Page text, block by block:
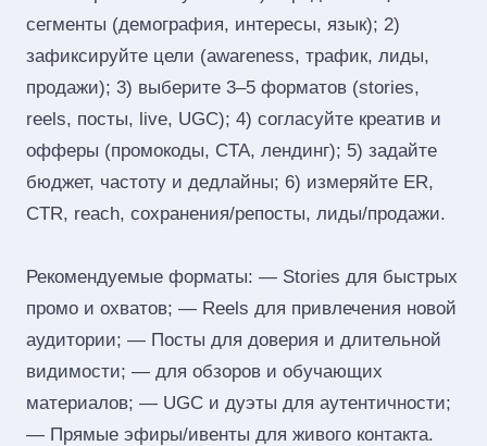
сегменты (демография, интересы, язык); 2)
зафиксируйте цели (awareness, трафик, лиды,
продажи); 3) выберите 3–5 форматов (stories,
reels, посты, live, UGC); 4) согласуйте креатив и
офферы (промокоды, CTA, лендинг); 5) задайте
бюджет, частоту и дедлайны; 6) измеряйте ER,
CTR, reach, сохранения/репосты, лиды/продажи.
Рекомендуемые форматы: — Stories для быстрых
промо и охватов; — Reels для привлечения новой
аудитории; — Посты для доверия и длительной
видимости; — для обзоров и обучающих
материалов; — UGC и дуэты для аутентичности;
— Прямые эфиры/ивенты для живого контакта.